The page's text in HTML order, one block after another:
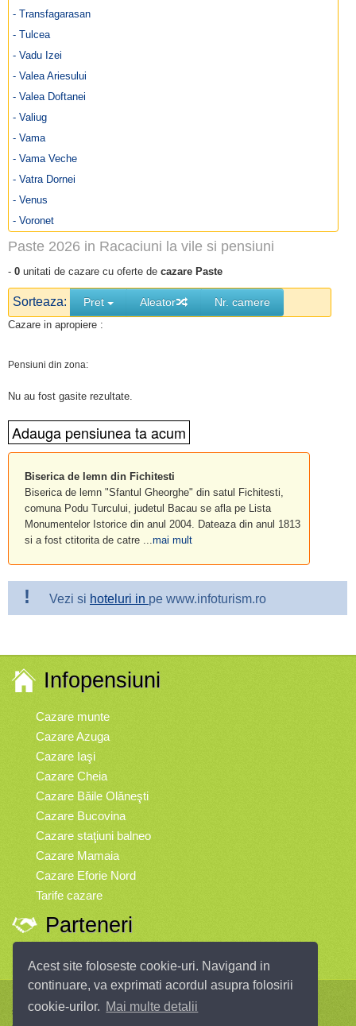
Acest site foloseste cookie-uri. Navigand in
continuare, va exprimati acordul asupra folosirii
cookie-urilor. Mai multe detalii
- Transfagarasan
- Tulcea
- Vadu Izei
- Valea Ariesului
- Valea Doftanei
- Valiug
- Vama
- Vama Veche
- Vatra Dornei
- Venus
- Voronet
Paste 2026 in Racaciuni la vile si pensiuni
- 0 unitati de cazare cu oferte de cazare Paste
Sorteaza: Pret Aleator Nr. camere
Cazare in apropiere :
Pensiuni din zona:
Nu au fost gasite rezultate.
Biserica de lemn din Fichitesti
Biserica de lemn "Sfantul Gheorghe" din satul Fichitesti,
comuna Podu Turcului, judetul Bacau se afla pe Lista
Monumentelor Istorice din anul 2004. Dateaza din anul 1813
si a fost ctitorita de catre ...mai mult
! Vezi si hoteluri in pe www.infoturism.ro
Infopensiuni
Cazare munte
Cazare Azuga
Cazare Iaşi
Cazare Cheia
Cazare Băile Olăneşti
Cazare Bucovina
Cazare staţiuni balneo
Cazare Mamaia
Cazare Eforie Nord
Tarife cazare
Parteneri
speciale, rezervări online.